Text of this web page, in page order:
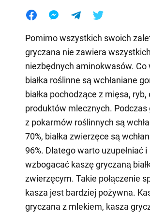
Pomimo wszystkich swoich
gryczana nie zawiera wszystkich
niezbędnych aminokwasów. Co
białka roślinne są wchłaniane
białka pochodzące z mięsa, ryb,
produktów mlecznych. Podczas
z pokarmów roślinnych są
70%, białka zwierzęce są
96%. Dlatego warto uzupełniać i
wzbogacać kaszę gryczaną
zwierzęcym. Takie połączenie
kasza jest bardziej pożywna.
gryczana z mlekiem, kasza